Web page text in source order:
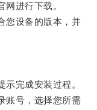
进行下载。
设备的版本，并
完成安装过程。
号，选择您所需